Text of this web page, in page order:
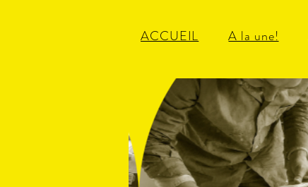
ACCUEIL A la une!